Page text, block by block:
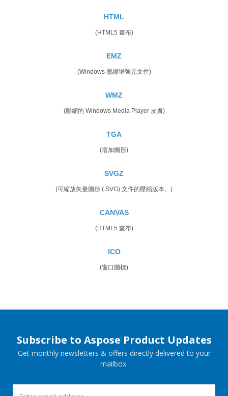
HTML
(HTML5 畫布)
EMZ
(Windows 壓縮增強元文件)
WMZ
(壓縮的 Windows Media Player 皮膚)
TGA
(塔加圖形)
SVGZ
(可縮放矢量圖形 (.SVG) 文件的壓縮版本。)
CANVAS
(HTML5 畫布)
ICO
(窗口圖標)
Subscribe to Aspose Product Updates
Get monthly newsletters & offers directly delivered to your
mailbox.